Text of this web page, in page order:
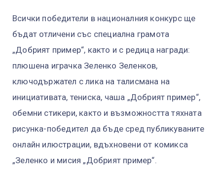
Всички победители в националния конкурс ще
бъдат отличени със специална грамота
„Добрият пример“, както и с редица награди:
плюшена играчка Зеленко Зеленков,
ключодържател с лика на талисмана на
инициативата, тениска, чаша „Добрият пример“,
обемни стикери, както и възможността тяхната
рисунка-победител да бъде сред публикуваните
онлайн илюстрации, вдъхновени от комикса
„Зеленко и мисия „Добрият пример“.